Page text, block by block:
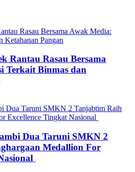
Rantau Rasau Bersama
Terkait Binmas dan
Dua Taruni SMKN 2
Medallion For